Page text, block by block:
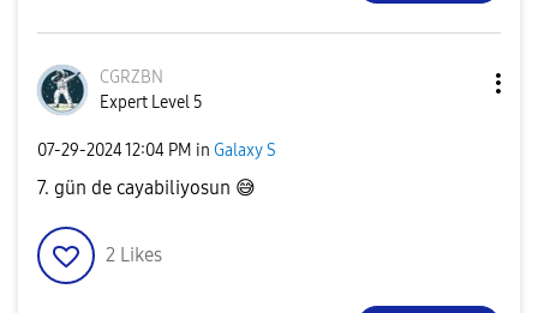
CGRZBN
Expert Level 5
‎07-29-202412:04 PM in Galaxy S
7. gün de cayabiliyosun 😅
2 Likes